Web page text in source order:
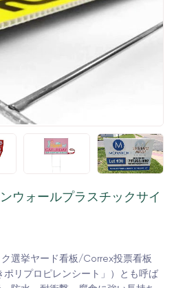
ウォールプラスチックサイ
選挙ヤード看板/Correx投票看板
ポリプロピレンシート」）とも呼ば